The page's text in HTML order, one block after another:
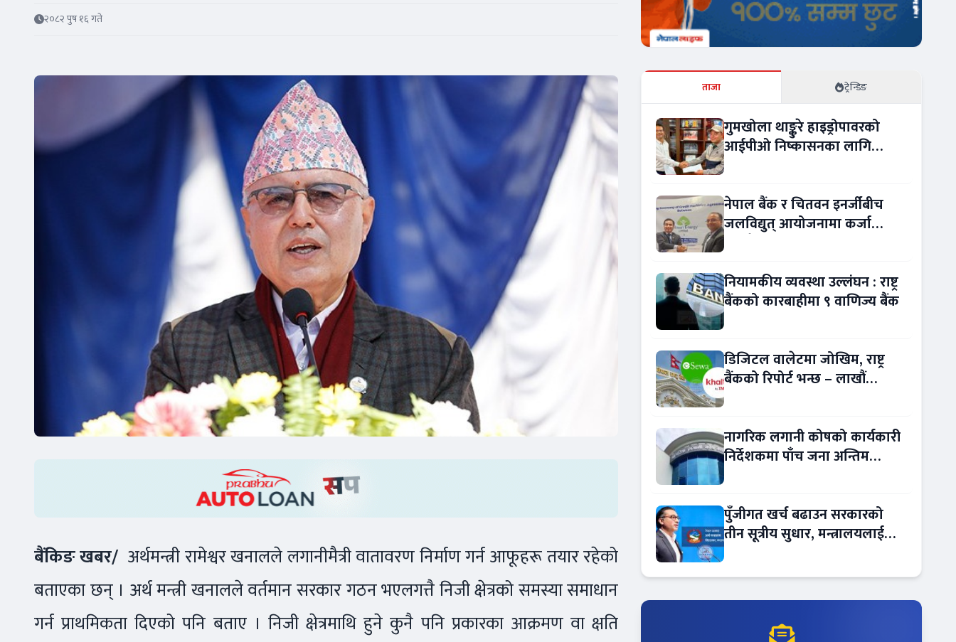
२०८२ पुष १६ गते
बैंकिङ खबर/ अर्थमन्त्री रामेश्वर खनालले लगानीमैत्री वातावरण निर्माण गर्न आफूहरू तयार रहेको
बताएका छन् । अर्थ मन्त्री खनालले वर्तमान सरकार गठन भएलगत्तै निजी क्षेत्रको समस्या समाधान
गर्न प्राथमिकता दिएको पनि बताए । निजी क्षेत्रमाथि हुने कुनै पनि प्रकारका आक्रमण वा क्षति
ताजा ट्रेन्डिङ
गुमखोला थाङ्कुरे हाइड्रोपावरको
आईपीओ निष्कासनका लागि
नेपाल बैंक र चितवन इनर्जीबीच
जलविद्युत् आयोजनामा कर्जा
नियामकीय व्यवस्था उल्लंघन : राष्ट्र
बैंकको कारबाहीमा ९ वाणिज्य बैंक
डिजिटल वालेटमा जोखिम, राष्ट्र
बैंकको रिपोर्ट भन्छ – लाखौं
नागरिक लगानी कोषको कार्यकारी
निर्देशकमा पाँच जना अन्तिम
पुँजीगत खर्च बढाउन सरकारको
तीन सूत्रीय सुधार, मन्त्रालयलाई